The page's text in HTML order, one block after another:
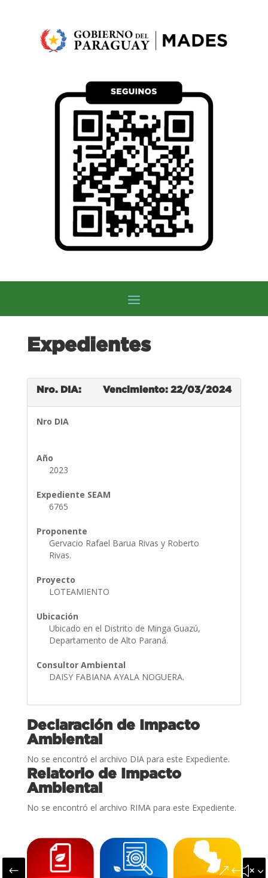
Expedientes
Nro. DIA: Vencimiento: 22/03/2024
Nro DIA
Año
2023
Expediente SEAM
6765
Proponente
Gervacio Rafael Barua Rivas y Roberto
Rivas.
Proyecto
LOTEAMIENTO
Ubicación
Ubicado en el Distrito de Minga Guazú,
Departamento de Alto Paraná.
Consultor Ambiental
DAISY FABIANA AYALA NOGUERA.
Declaración de Impacto
Ambiental
No se encontró el archivo DIA para este Expediente.
Relatorio de Impacto
Ambiental
No se encontró el archivo RIMA para este Expediente.
#